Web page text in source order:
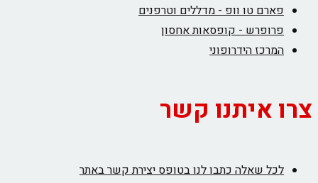
פארם טו וופ - מדללים וטרפנים
פרופרש - קופסאות אחסון
המרכז הידרופוני
צרו איתנו קשר
לכל שאלה כתבו לנו בטופס יצירת קשר באתר